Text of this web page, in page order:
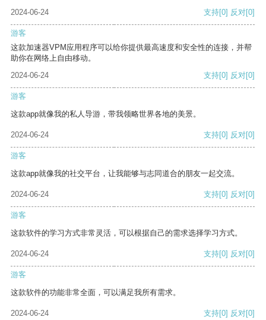
2024-06-24 支持[0] 反对[0]
游客
这款加速器VPM应用程序可以给你提供最高速度和安全性的连接，并帮
助你在网络上自由移动。
2024-06-24
支持[0] 反对[0]
游客
这款app就像我的私人导游，带我领略世界各地的美景。
2024-06-24 支持[0] 反对[0]
游客
这款app就像我的社交平台，让我能够与志同道合的朋友一起交流。
2024-06-24 支持[0] 反对[0]
游客
这款软件的学习方式非常灵活，可以根据自己的需求选择学习方式。
2024-06-24 支持[0] 反对[0]
游客
这款软件的功能非常全面，可以满足我所有需求。
2024-06-24 支持[0] 反对[0]